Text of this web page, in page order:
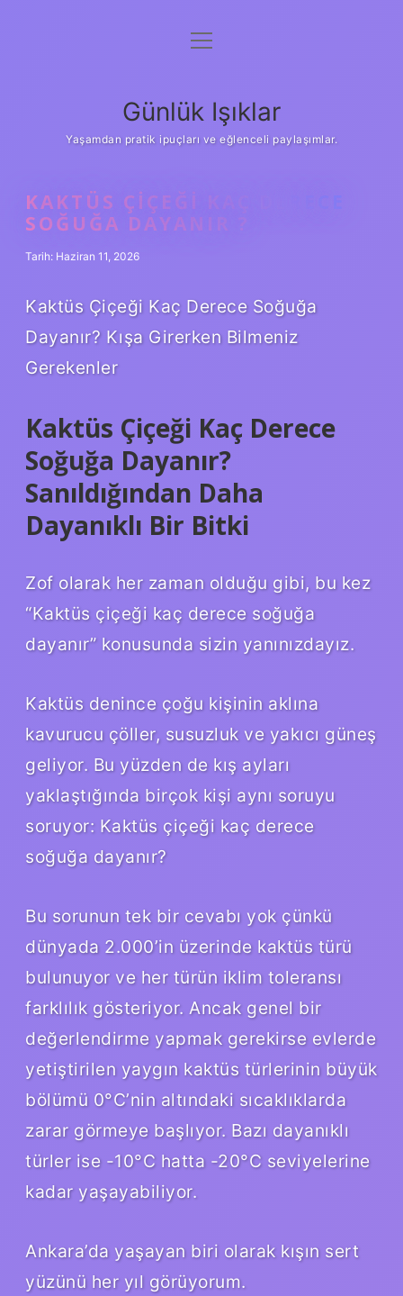
Anasayfa
Yasal Uyarı
menüyü
Günlük Işıklar
Yaşamdan pratik ipuçları ve eğlenceli paylaşımlar.
KAKTÜS ÇIÇEĞI KAÇ DERECE
SOĞUĞA DAYANIR ?
Tarih: Haziran 11, 2026
Kaktüs Çiçeği Kaç Derece Soğuğa
Dayanır? Kışa Girerken Bilmeniz
Gerekenler
Kaktüs Çiçeği Kaç Derece
Soğuğa Dayanır?
Sanıldığından Daha
Dayanıklı Bir Bitki
Zof olarak her zaman olduğu gibi, bu kez
“Kaktüs çiçeği kaç derece soğuğa
dayanır” konusunda sizin yanınızdayız.
Kaktüs denince çoğu kişinin aklına
kavurucu çöller, susuzluk ve yakıcı güneş
geliyor. Bu yüzden de kış ayları
yaklaştığında birçok kişi aynı soruyu
soruyor: Kaktüs çiçeği kaç derece
soğuğa dayanır?
Bu sorunun tek bir cevabı yok çünkü
dünyada 2.000’in üzerinde kaktüs türü
bulunuyor ve her türün iklim toleransı
farklılık gösteriyor. Ancak genel bir
değerlendirme yapmak gerekirse evlerde
yetiştirilen yaygın kaktüs türlerinin büyük
bölümü 0°C’nin altındaki sıcaklıklarda
zarar görmeye başlıyor. Bazı dayanıklı
türler ise -10°C hatta -20°C seviyelerine
kadar yaşayabiliyor.
Ankara’da yaşayan biri olarak kışın sert
yüzünü her yıl görüyorum.